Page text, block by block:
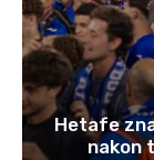
Hetafe
nakon